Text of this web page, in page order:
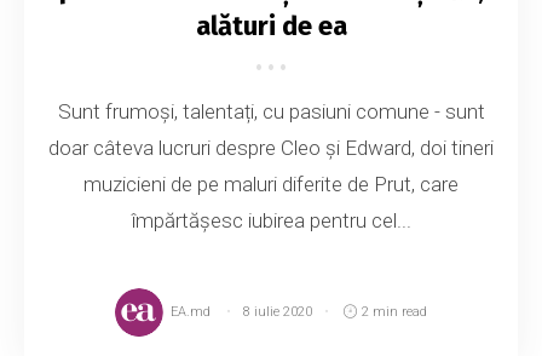
alături de ea
Sunt frumoși, talentați, cu pasiuni comune - sunt
doar câteva lucruri despre Cleo și Edward, doi tineri
muzicieni de pe maluri diferite de Prut, care
împărtășesc iubirea pentru cel...
EA.md 8 iulie 2020 2 min read